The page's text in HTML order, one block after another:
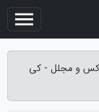
و مجلل - کی